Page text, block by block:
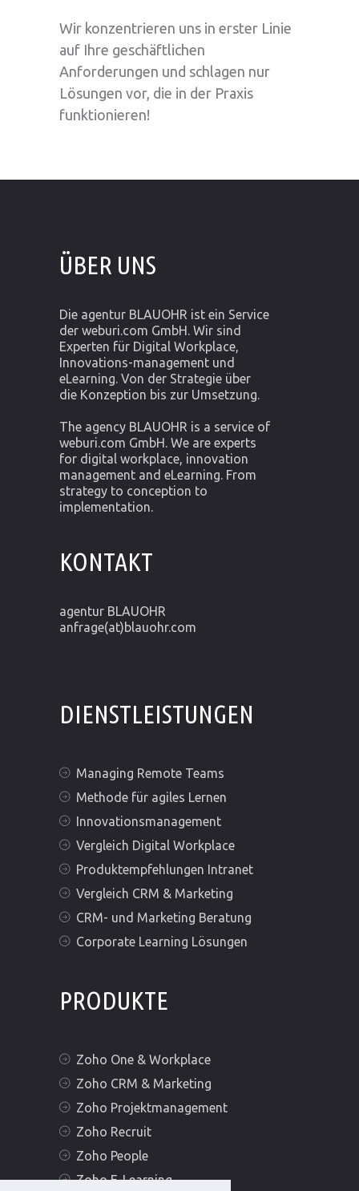
Wir konzentrieren uns in erster Linie
auf Ihre geschäftlichen
Anforderungen und schlagen nur
Lösungen vor, die in der Praxis
funktionieren!
ÜBER UNS
Die agentur BLAUOHR ist ein Service
der weburi.com GmbH. Wir sind
Experten für Digital Workplace,
Innovations-management und
eLearning. Von der Strategie über
die Konzeption bis zur Umsetzung.
The agency BLAUOHR is a service of
weburi.com GmbH. We are experts
for digital workplace, innovation
management and eLearning. From
strategy to conception to
implementation.
KONTAKT
agentur BLAUOHR
anfrage(at)blauohr.com
DIENSTLEISTUNGEN
Managing Remote Teams
Methode für agiles Lernen
Innovationsmanagement
Vergleich Digital Workplace
Produktempfehlungen Intranet
Vergleich CRM & Marketing
CRM- und Marketing Beratung
Corporate Learning Lösungen
PRODUKTE
Zoho One & Workplace
Zoho CRM & Marketing
Zoho Projektmanagement
Zoho Recruit
Zoho People
Zoho E-Learning